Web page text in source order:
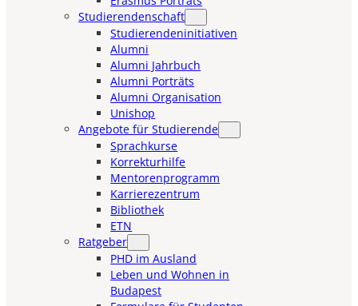
Studierendenschaft
Studierendeninitiativen
Alumni
Alumni Jahrbuch
Alumni Porträts
Alumni Organisation
Unishop
Angebote für Studierende
Sprachkurse
Korrekturhilfe
Mentorenprogramm
Karrierezentrum
Bibliothek
ETN
Ratgeber
PHD im Ausland
Leben und Wohnen in
Budapest